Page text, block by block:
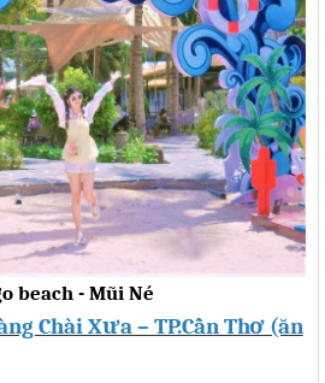
beach - Mũi Né
Chài Xưa – TP.CầnThơ (ăn